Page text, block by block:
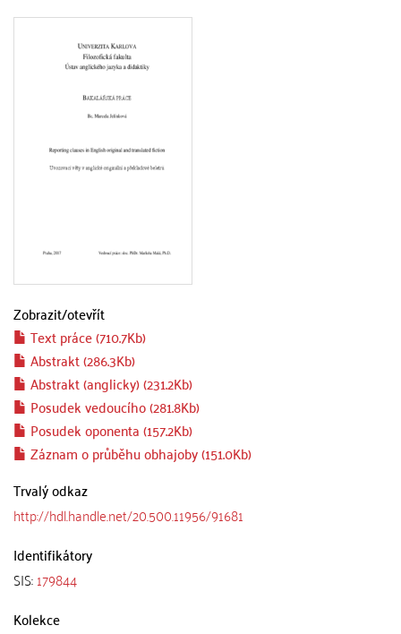
Zobrazit/otevřít
Text práce (710.7Kb)
Abstrakt (286.3Kb)
Abstrakt (anglicky) (231.2Kb)
Posudek vedoucího (281.8Kb)
Posudek oponenta (157.2Kb)
Záznam o průběhu obhajoby (151.0Kb)
Trvalý odkaz
http://hdl.handle.net/20.500.11956/91681
Identifikátory
SIS:179844
Kolekce